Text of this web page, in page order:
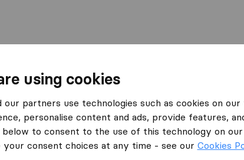
Switzerland Savosa BM Traslochi
using cookies
our partners use technologies such as cookies on
personalise content and ads, provide features,
to consent to the use of this technology on
your consent choices at any time - see our Cookies